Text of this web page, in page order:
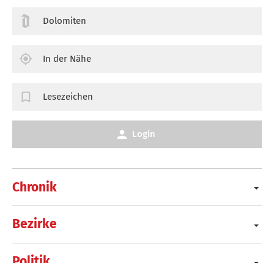
Chronik
Bezirke
Dolomiten
In der Nähe
Lesezeichen
Login